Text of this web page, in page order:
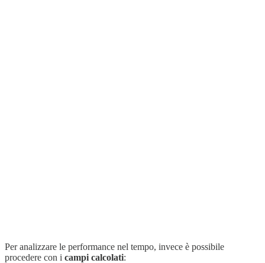
Per analizzare le performance nel tempo, invece è possibile
procedere con i campi calcolati: